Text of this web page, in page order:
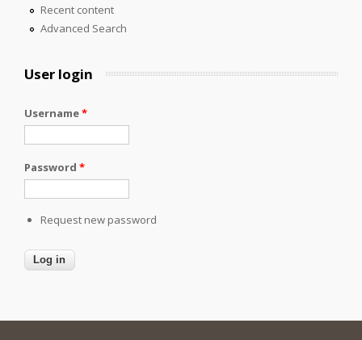
Recent content
Advanced Search
User login
Username*
Password *
Request new password